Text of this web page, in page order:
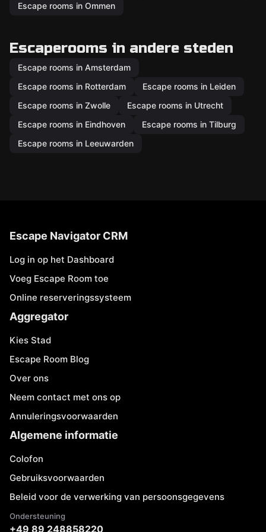
Escape rooms in Ommen
Escaperooms in andere steden
Escape rooms in Amsterdam
Escape rooms in Rotterdam
Escape rooms in Leiden
Escape rooms in Zwolle
Escape rooms in Utrecht
Escape rooms in Eindhoven
Escape rooms in Tilburg
Escape rooms in Leeuwarden
Escape Navigator CRM
Log in op het Dashboard
Voeg Escape Room toe
Online reserveringssysteem
Aggregator
Kies Stad
Escape Room Blog
Over ons
Neem contact met ons op
Annuleringsvoorwaarden
Algemene informatie
Colofon
Gebruiksvoorwaarden
Beleid voor de verwerking van persoonsgegevens
Ondersteuning
+49 89 248858220